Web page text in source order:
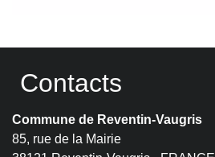
Contacts
Commune de Reventin-Vaugris
85, rue de la Mairie